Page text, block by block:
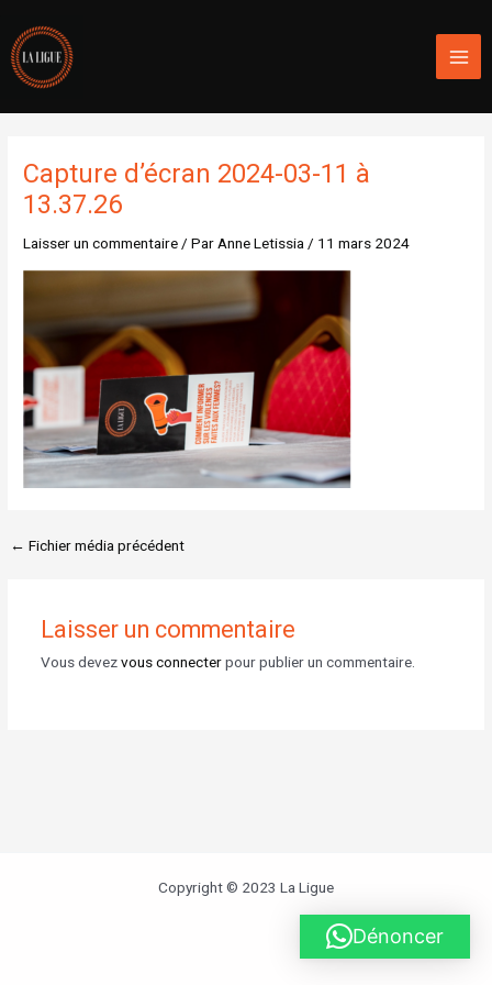
contenu
Capture d’écran 2024-03-11 à
13.37.26
Laisser un commentaire/ ParAnne Letissia/ 11 mars 2024
← Fichier média précédent
Laisser un commentaire
Vous devezvous connecterpour publier un commentaire.
Copyright © 2023 La Ligue
Dénoncer